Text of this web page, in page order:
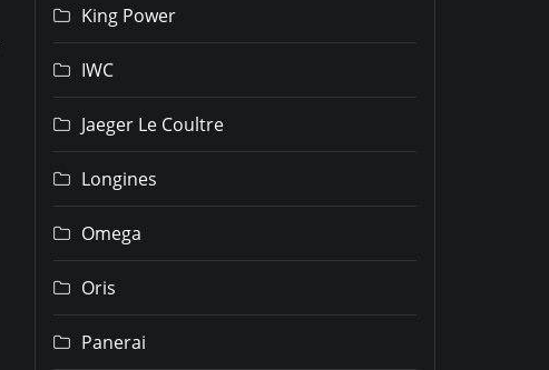
King Power
IWC
Jaeger Le Coultre
Longines
Omega
Oris
Panerai